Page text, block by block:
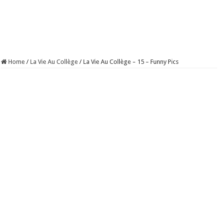
Home / La Vie Au Collège / La Vie Au Collège – 15 – Funny Pics